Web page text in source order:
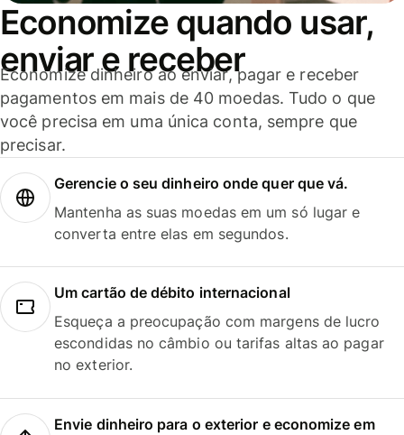
Economize quando usar,
enviar e receber
Economize dinheiro ao enviar, pagar e receber
pagamentos em mais de 40 moedas. Tudo o que
você precisa em uma única conta, sempre que
precisar.
Gerencie o seu dinheiro onde quer que vá.
Mantenha as suas moedas em um só lugar e
converta entre elas em segundos.
Um cartão de débito internacional
Esqueça a preocupação com margens de lucro
escondidas no câmbio ou tarifas altas ao pagar
no exterior.
Envie dinheiro para o exterior e economize em